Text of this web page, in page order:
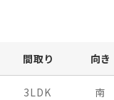
間取り 向き
3LDK 南